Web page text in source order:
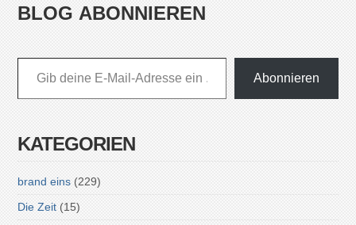
BLOG ABONNIEREN
Gib deine E-Mail-Adresse ein ...
Abonnieren
KATEGORIEN
brand eins (229)
Die Zeit (15)